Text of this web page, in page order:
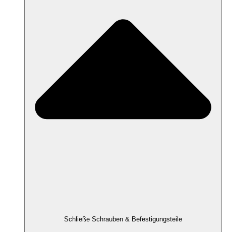
Schließe Schrauben & Befestigungsteile